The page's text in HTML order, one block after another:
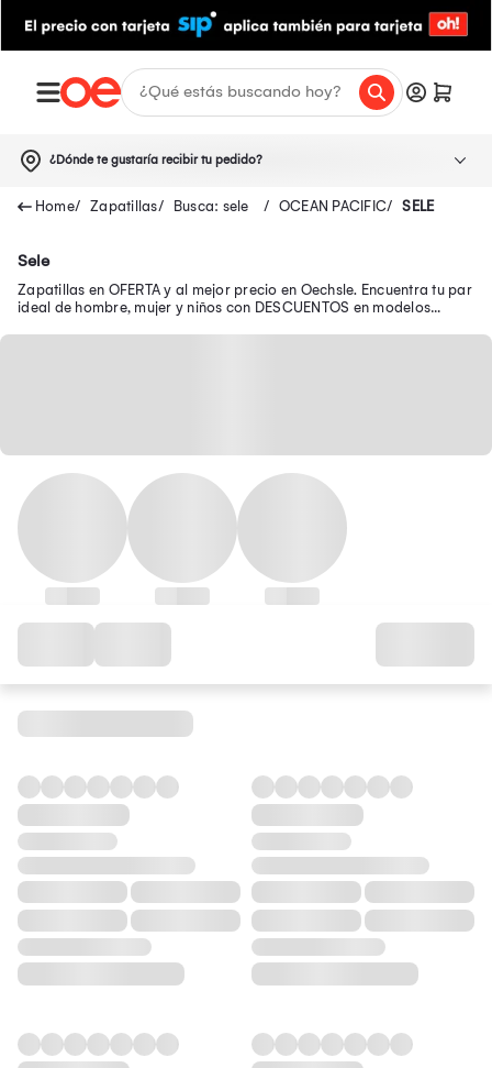
¿Dónde te gustaría recibir tu pedido?
Zapatillas Busca: sele OCEAN PACIFIC SELE
Sele
Zapatillas en OFERTA y al mejor precio en Oechsle. Encuentra tu par
ideal de hombre, mujer y niños con DESCUENTOS en modelos